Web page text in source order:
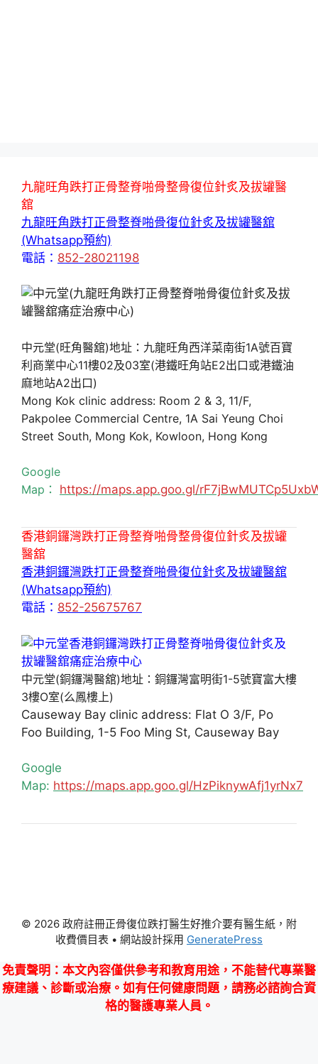
九龍旺角跌打正骨整脊啪骨整骨復位針炙及拔罐醫
舘
九龍旺角跌打正骨整脊啪骨復位針炙及拔罐醫舘
(Whatsapp預約)
電話： 852-28021198
中元堂(旺角醫舘)地址：九龍旺角西洋菜南街1A號百寶
利商業中心11樓02及03室(港鐵旺角站E2出口或港鐵油
麻地站A2出口)
Mong Kok clinic address: Room 2 & 3, 11/F,
Pakpolee Commercial Centre, 1A Sai Yeung Choi
Street South, Mong Kok, Kowloon, Hong Kong
Google
Map： https://maps.app.goo.gl/
香港銅鑼灣跌打正骨整脊啪骨整骨復位針炙及拔罐
醫舘
香港銅鑼灣跌打正骨整脊啪骨復位針炙及拔罐醫舘
(Whatsapp預約)
電話： 852-25675767
中元堂(銅鑼灣醫舘)地址：銅鑼灣富明街1-5號寶富大樓
3樓O室(么鳳樓上)
Causeway Bay clinic address: Flat O 3/F, Po
Foo Building, 1-5 Foo Ming St, Causeway Bay
Google
Map: https://maps.app.goo.gl/HzPiknywAfj1yrNx7
© 2026 政府註冊正骨復位跌打醫生好推介要有醫生紙，附
收費價目表 • 網站設計採用 GeneratePress
免責聲明 ：本文內容僅供參考和教育用途，不能替代專業醫
療建議、診斷或治療。如有任何健康問題，請務必諮詢合資
格的醫護專業人員。